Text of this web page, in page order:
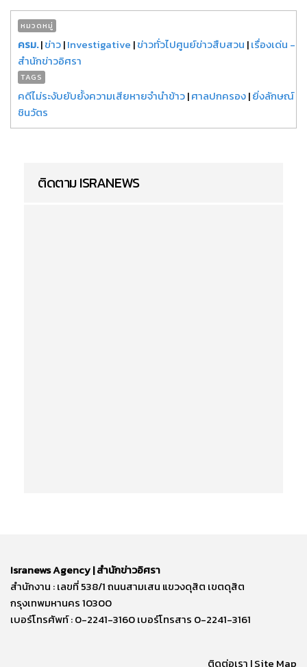
หมวดหมู่
ครม.|ข่าว|Investigative |ข่าวทั่วไปศูนย์ข่าวสืบสวน |เรื่องเด่น -
สำนักข่าวอิศรา
TAGS
คดีไม่ระงับยับยั้งความเสียหายจำนำข้าว|ศาลปกครอง|ยิ่งลักษณ์
ชินวัตร
ติดตาม ISRANEWS
Isranews Agency | สำนักข่าวอิศรา
สำนักงาน : เลขที่ 538/1 ถนนสามเสน แขวงดุสิต เขตดุสิต
กรุงเทพมหานคร 10300
เบอร์โทรศัพท์ : 0-2241-3160 เบอร์โทรสาร 0-2241-3161
ติดต่อเรา | Site Map